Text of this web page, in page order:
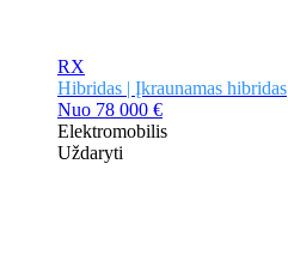
RX
Hibridas | Įkraunamas hibridas
Nuo 78 000 €
Elektromobilis
Uždaryti